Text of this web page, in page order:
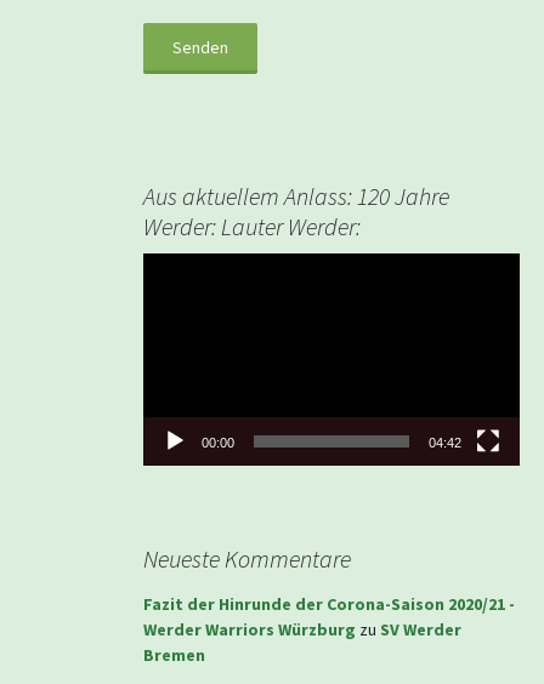
Aus aktuellem Anlass: 120 Jahre
Werder: Lauter Werder:
00:00 04:42
Neueste Kommentare
Fazit der Hinrunde der Corona-Saison 2020/21 -
Werder Warriors Würzburg zu SV Werder
Bremen